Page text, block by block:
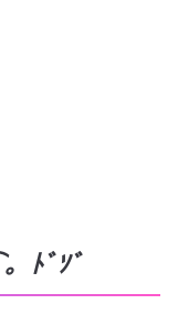
ﾄﾞｿﾞ